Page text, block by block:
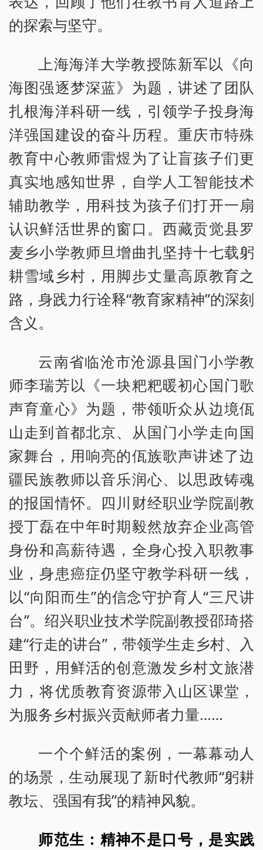
的探索与坚守。
上海海洋大学教授陈新军以《向
海图强逐梦深蓝》为题，讲述了团队
扎根海洋科研一线，引领学子投身海
洋强国建设的奋斗历程。重庆市特殊
教育中心教师雷煜为了让盲孩子们更
真实地感知世界，自学人工智能技术
辅助教学，用科技为孩子们打开一扇
认识鲜活世界的窗口。西藏贡觉县罗
麦乡小学教师旦增曲扎坚持十七载躬
耕雪域乡村，用脚步丈量高原教育之
路，身践力行诠释“教育家精神”的深刻
含义。
云南省临沧市沧源县国门小学教
师李瑞芳以《一块粑粑暖初心国门歌
声育童心》为题，带领听众从边境佤
山走到首都北京、从国门小学走向国
家舞台，用响亮的佤族歌声讲述了边
疆民族教师以音乐润心、以思政铸魂
的报国情怀。四川财经职业学院副教
授丁磊在中年时期毅然放弃企业高管
身份和高薪待遇，全身心投入职教事
业，身患癌症仍坚守教学科研一线，
以“向阳而生”的信念守护育人“三尺讲
台”。绍兴职业技术学院副教授邵琦搭
建“行走的讲台”，带领学生走乡村、入
田野，用鲜活的创意激发乡村文旅潜
力，将优质教育资源带入山区课堂，
为服务乡村振兴贡献师者力量……
一个个鲜活的案例，一幕幕动人
的场景，生动展现了新时代教师“躬耕
教坛、强国有我”的精神风貌。
师范生：精神不是口号，是实践